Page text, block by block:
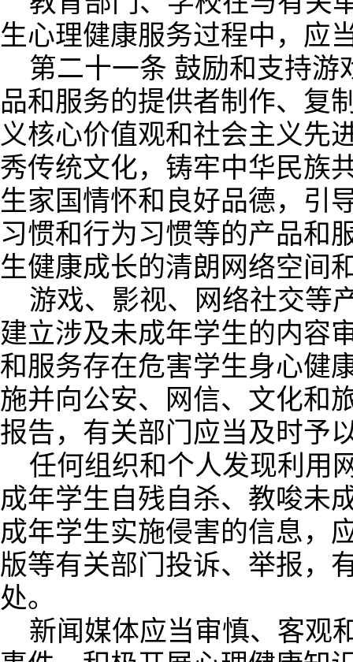
生心理健康服务过程中，应
第二十一条 鼓励和支持
品和服务的提供者制作、复
义核心价值观和社会主义先
秀传统文化，铸牢中华民族
生家国情怀和良好品德，引
习惯和行为习惯等的产品和
生健康成长的清朗网络空间
游戏、影视、网络社交等
建立涉及未成年学生的内容
和服务存在危害学生身心健
施并向公安、网信、文化和
报告，有关部门应当及时予
任何组织和个人发现利用
成年学生自残自杀、教唆未
成年学生实施侵害的信息，
版等有关部门投诉、举报，
处。
新闻媒体应当审慎、客观